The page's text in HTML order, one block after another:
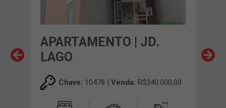
APARTAMENTO | JD.
LAGO
Chave: 10478 | Venda: R$340.000,00